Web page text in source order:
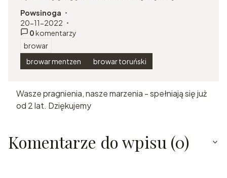
autor:
Powsinoga
dodano:
20-11-2022
0komentarzy
w kategorii
browar
browar mentzen
browar toruński
Wasze pragnienia, nasze marzenia - spełniają się już
od 2 lat. Dziękujemy
Komentarze do wpisu (0)